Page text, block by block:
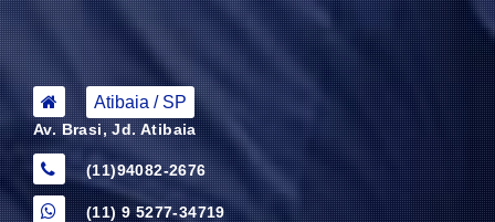
Atibaia / SP
Av. Brasi, Jd. Atibaia
(11)94082-2676
(11) 9 5277-34719